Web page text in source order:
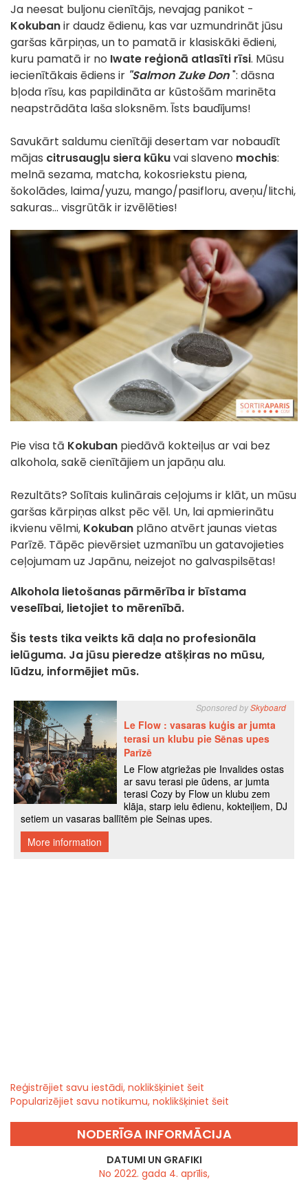
Ja neesat buljonu cienītājs, nevajag panikot -
Kokubanir daudz ēdienu, kas var uzmundrināt jūsu
garšas kārpiņas, un to pamatā ir klasiskāki ēdieni,
kuru pamatā ir no Iwate reģionā atlasīti rīsi. Mūsu
iecienītākais ēdiens ir "Salmon Zuke Don": dāsna
bļoda rīsu, kas papildināta ar kūstošām marinēta
neapstrādāta laša sloksnēm. Īsts baudījums!
Savukārt saldumu cienītāji desertam var nobaudīt
mājas citrusaugļu siera kūkuvai slaveno mochis:
melnā sezama, matcha, kokosriekstu piena,
šokolādes, laima/yuzu, mango/pasifloru, aveņu/litchi,
sakuras... visgrūtāk ir izvēlēties!
Pie visa tā Kokuban piedāvā kokteiļus ar vai bez
alkohola, sakē cienītājiem un japāņu alu.
Rezultāts? Solītais kulinārais ceļojums ir klāt, un mūsu
garšas kārpiņas alkst pēc vēl. Un, lai apmierinātu
ikvienu vēlmi, Kokuban plāno atvērt jaunas vietas
Parīzē. Tāpēc pievērsiet uzmanību un gatavojieties
ceļojumam uz Japānu, neizejot no galvaspilsētas!
Alkohola lietošanas pārmērība ir bīstama
veselībai, lietojiet to mērenībā.
Šis tests tika veikts kā daļa no profesionāla
ielūguma. Ja jūsu pieredze atšķiras no mūsu,
lūdzu, informējiet mūs.
Reģistrējiet savu iestādi, noklikšķiniet šeit
Popularizējiet savu notikumu, noklikšķiniet šeit
NODERĪGA INFORMĀCIJA
DATUMI UN GRAFIKI
No 2022. gada 4. aprīlis,